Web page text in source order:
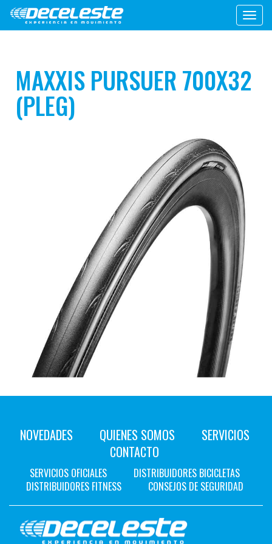
MAXXIS PURSUER 700X32
(PLEG)
NOVEDADES QUIENES SOMOS
SERVICIOS
CONTACTO
SERVICIOS OFICIALES
DISTRIBUIDORES BICICLETAS
DISTRIBUIDORES FITNESS
CONSEJOS DE SEGURIDAD